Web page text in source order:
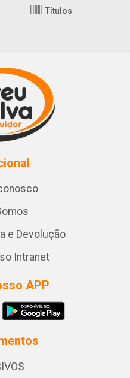
Títulos
e Devolução
Intranet
APP